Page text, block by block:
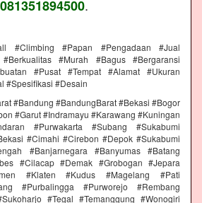
081351894500.
#Climbing #Papan #Pengadaan #Jual
#Murah #Bagus #Bergaransi
#Pusat #Tempat #Alamat #Ukuran
#Spesifikasi #Desain
#Bandung #BandungBarat #Bekasi #Bogor
#Garut #Indramayu #Karawang #Kuningan
#Purwakarta #Subang #Sukabumi
#Cimahi #Cirebon #Depok #Sukabumi
#Banjarnegara #Banyumas #Batang
#Cilacap #Demak #Grobogan #Jepara
#Klaten #Kudus #Magelang #Pati
#Purbalingga #Purworejo #Rembang
#Tegal #Temanggung #Wonogiri